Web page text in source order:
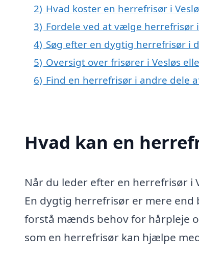
2) Hvad koster en herrefrisør i
3) Fordele ved at vælge herrefrisør i
4) Søg efter en dygtig herrefrisør i
5) Oversigt over frisører i Vesløs
6) Find en herrefrisør i andre dele
Hvad kan en
Når du leder efter en herrefrisør i
En dygtig herrefrisør er mere
forstå mænds behov for hårpleje
som en herrefrisør kan hjælpe